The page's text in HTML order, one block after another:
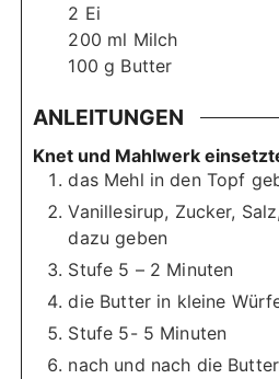
2 Ei
200 ml Milch
100 g Butter
ANLEITUNGEN
Knet und Mahlwerk
das Mehl in den Topf
Vanillesirup, Zucker,
dazu geben
Stufe 5 – 2 Minuten
die Butter in kleine
Stufe 5- 5 Minuten
nach und nach die